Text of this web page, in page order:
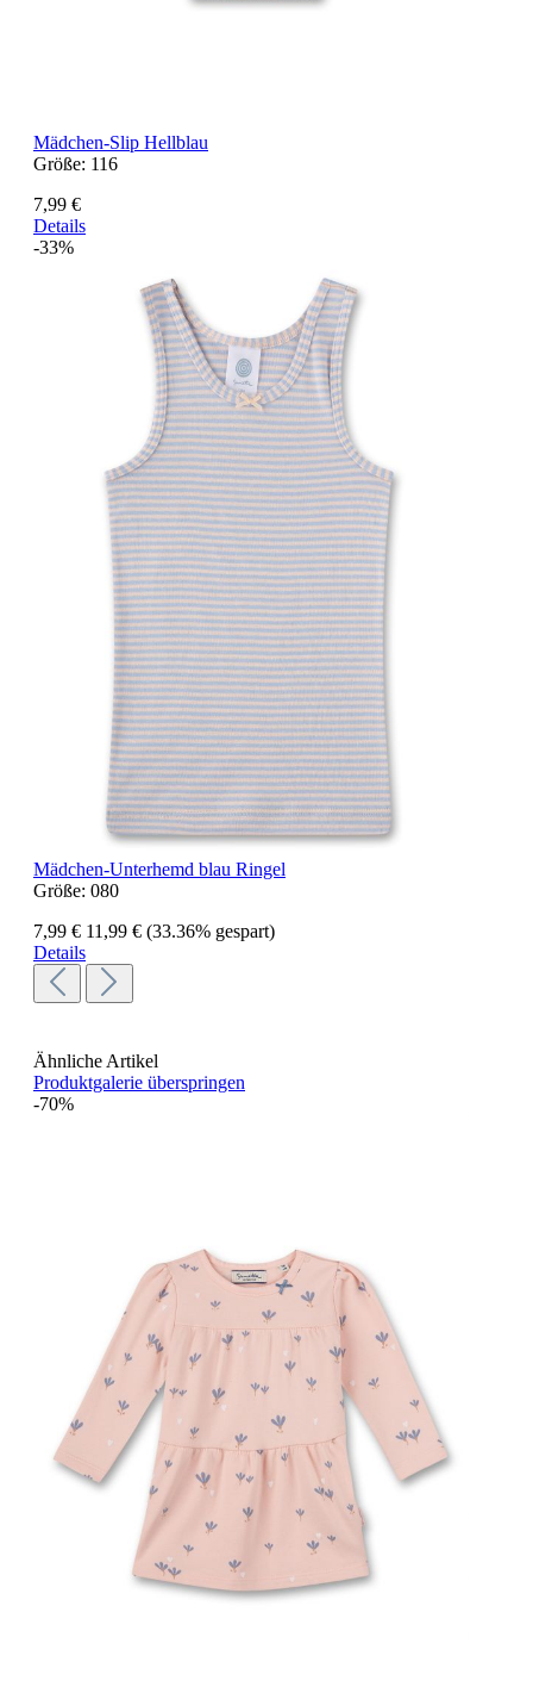
Mädchen-Slip Hellblau
Größe: 116
7,99 €
Details
-33%
Mädchen-Unterhemd blau Ringel
Größe: 080
7,99 € 11,99 € (33.36% gespart)
Details
Ähnliche Artikel
Produktgalerie überspringen
-70%